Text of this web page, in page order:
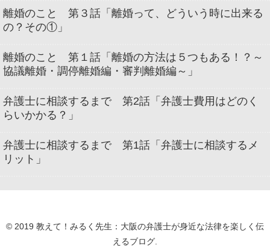
離婚のこと 第３話「離婚って、どういう時に出来る
の？その①」
離婚のこと 第１話「離婚の方法は５つもある！？～
協議離婚・調停離婚編・審判離婚編～」
弁護士に相談するまで 第2話「弁護士費用はどのく
らいかかる？」
弁護士に相談するまで 第1話「弁護士に相談するメ
リット」
© 2019 教えて！みるく先生：大阪の弁護士が身近な法律を楽しく伝
えるブログ.